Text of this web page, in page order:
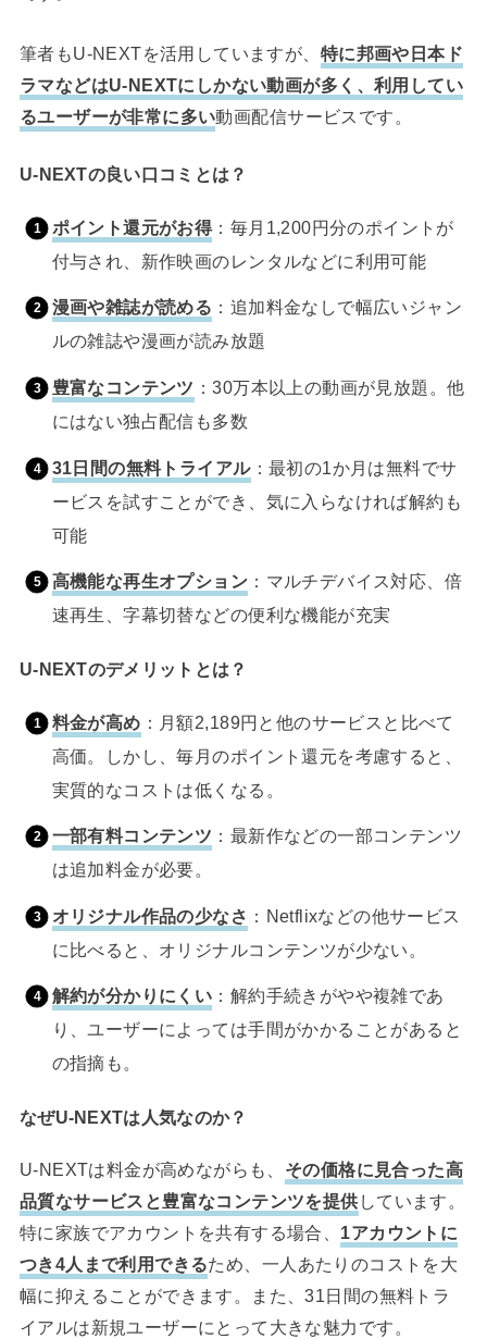
筆者もU-NEXTを活用していますが、 特に邦画や日本ド
ラマなどはU-NEXTにしかない動画が多く、利用してい
るユーザーが非常に多い動画配信サービスです。
U-NEXTの良い口コミとは？
ポイント還元がお得：毎月1,200円分のポイントが
付与され、新作映画のレンタルなどに利用可能
漫画や雑誌が読める ：追加料金なしで幅広いジャン
ルの雑誌や漫画が読み放題
豊富なコンテンツ ：30万本以上の動画が見放題。他
にはない独占配信も多数
31日間の無料トライアル：最初の1か月は無料でサ
ービスを試すことができ、気に入らなければ解約も
可能
高機能な再生オプション ：マルチデバイス対応、倍
速再生、字幕切替などの便利な機能が充実
U-NEXTのデメリットとは？
料金が高め ：月額2,189円と他のサービスと比べて
高価。しかし、毎月のポイント還元を考慮すると、
実質的なコストは低くなる。
一部有料コンテンツ ：最新作などの一部コンテンツ
は追加料金が必要。
オリジナル作品の少なさ ：Netflixなどの他サービス
に比べると、オリジナルコンテンツが少ない。
解約が分かりにくい ：解約手続きがやや複雑であ
り、ユーザーによっては手間がかかることがあると
の指摘も。
なぜU-NEXTは人気なのか？
U-NEXTは料金が高めながらも、 その価格に見合った高
品質なサービスと豊富なコンテンツを提供 しています。
特に家族でアカウントを共有する場合、 1アカウントに
つき4人まで利用できるため、一人あたりのコストを大
幅に抑えることができます。また、31日間の無料トラ
イアルは新規ユーザーにとって大きな魅力です。